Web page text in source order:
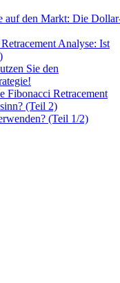
auf den Markt: Die
Analyse: Ist
Sie den
Fibonacci Retracement
(Teil 2)
(Teil 1/2)